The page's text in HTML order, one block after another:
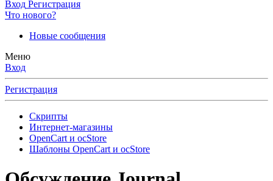
Вход Регистрация
Что нового?
Новые сообщения
Меню
Вход
Регистрация
Скрипты
Интернет-магазины
OpenCart и ocStore
Шаблоны OpenCart и ocStore